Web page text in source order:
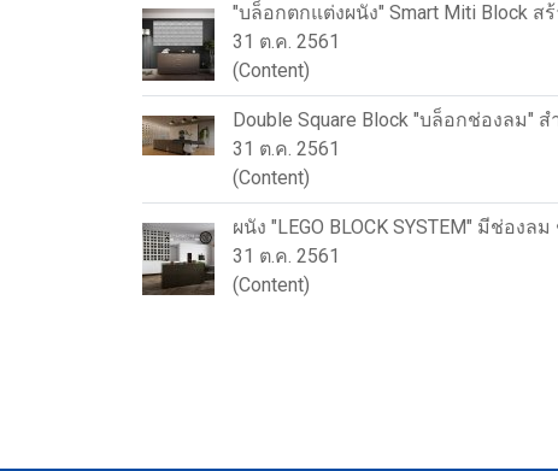
"บล็อกตกแต่งผนัง" Smart Miti Block
31 ต.ค. 2561
(Content)
Double Square Block "บล็อกช่องลม"
31 ต.ค. 2561
(Content)
ผนัง "LEGO BLOCK SYSTEM" มีช่อ
31 ต.ค. 2561
(Content)